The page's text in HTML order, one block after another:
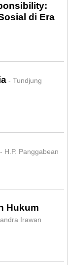
di Era
- Tundjung
- H.P. Panggabean
Hukum
Irawan